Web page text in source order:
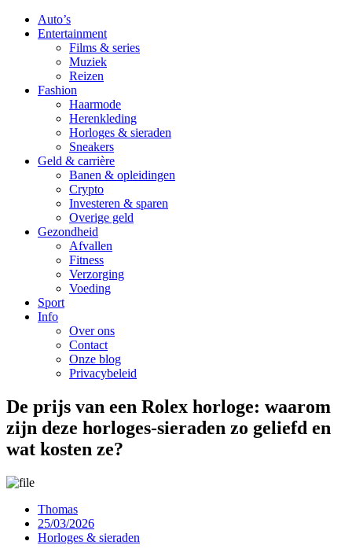
Auto’s
Entertainment
Films & series
Muziek
Reizen
Fashion
Haarmode
Herenkleding
Horloges & sieraden
Sneakers
Geld & carrière
Banen & opleidingen
Crypto
Investeren & sparen
Overige geld
Gezondheid
Afvallen
Fitness
Verzorging
Voeding
Sport
Info
Over ons
Contact
Onze blog
Privacybeleid
De prijs van een Rolex horloge: waarom
zijn deze horloges-sieraden zo geliefd en
wat kosten ze?
Thomas
25/03/2026
Horloges & sieraden